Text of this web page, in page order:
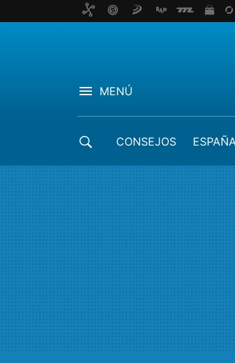
MENÚ
CONSEJOS ESPAÑA